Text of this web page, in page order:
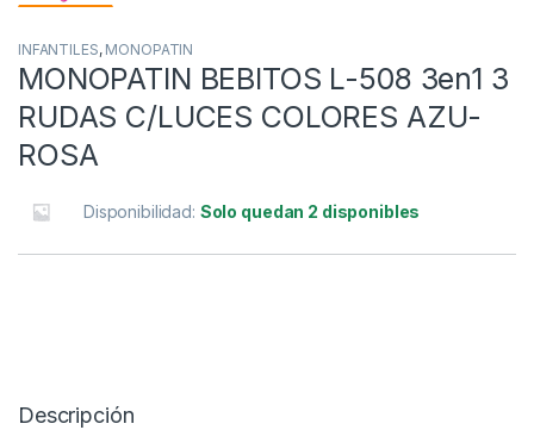
INFANTILES, MONOPATIN
MONOPATIN BEBITOS L-508 3en1 3
RUDAS C/LUCES COLORES AZU-
ROSA
Disponibilidad: Solo quedan 2 disponibles
Descripción